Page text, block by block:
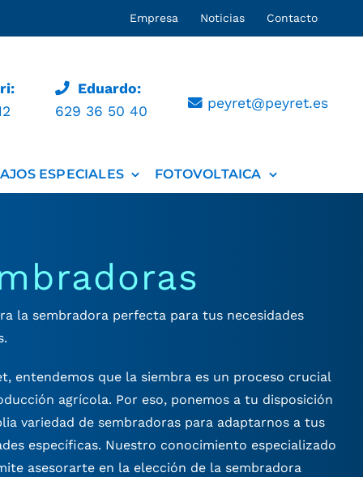
Empresa Noticias Contacto
Eduardo:
629 36 50 40
peyret@peyret.es
ESPECIALES FOTOVOLTAICA
la sembradora perfecta para tus necesidades
entendemos que la siembra es un proceso crucial
agrícola. Por eso, ponemos a tu disposición
variedad de sembradoras para adaptarnos a tus
específicas. Nuestro conocimiento especializado
asesorarte en la elección de la sembradora